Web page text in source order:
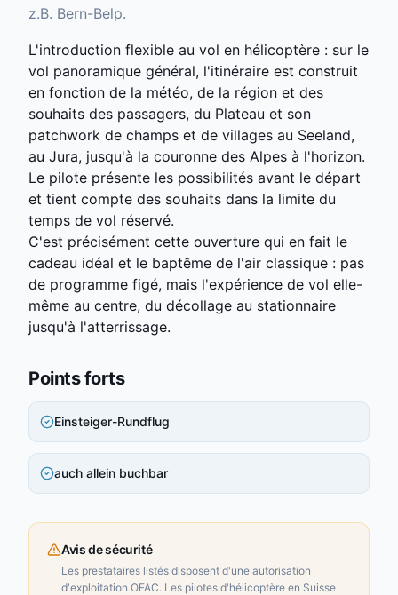
z.B. Bern-Belp.
L'introduction flexible au vol en hélicoptère : sur le
vol panoramique général, l'itinéraire est construit
en fonction de la météo, de la région et des
souhaits des passagers, du Plateau et son
patchwork de champs et de villages au Seeland,
au Jura, jusqu'à la couronne des Alpes à l'horizon.
Le pilote présente les possibilités avant le départ
et tient compte des souhaits dans la limite du
temps de vol réservé.
C'est précisément cette ouverture qui en fait le
cadeau idéal et le baptême de l'air classique : pas
de programme figé, mais l'expérience de vol elle-
même au centre, du décollage au stationnaire
jusqu'à l'atterrissage.
Points forts
Einsteiger-Rundflug
auch allein buchbar
Avis de sécurité
Les prestataires listés disposent d'une autorisation
d'exploitation OFAC. Les pilotes d'hélicoptère en Suisse